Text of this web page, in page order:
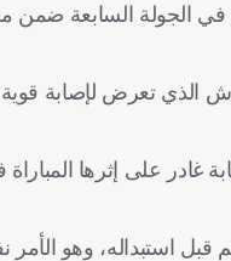
الجولة السابعة ضمن
حسن كادش الذي تعرض
قبل استبداله، وهو